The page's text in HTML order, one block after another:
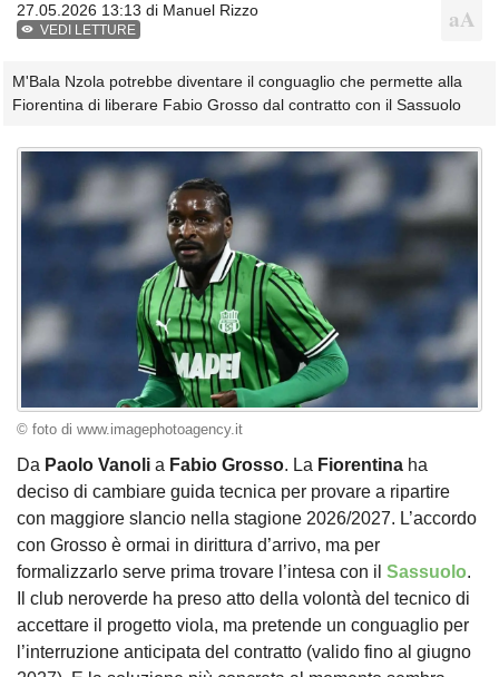
27.05.2026 13:13 di Manuel Rizzo
VEDI LETTURE
M'Bala Nzola potrebbe diventare il conguaglio che permette alla
Fiorentina di liberare Fabio Grosso dal contratto con il Sassuolo
© foto di www.imagephotoagency.it
Da Paolo Vanoli a Fabio Grosso. La Fiorentina ha
deciso di cambiare guida tecnica per provare a ripartire
con maggiore slancio nella stagione 2026/2027. L’accordo
con Grosso è ormai in dirittura d’arrivo, ma per
formalizzarlo serve prima trovare l’intesa con il Sassuolo.
Il club neroverde ha preso atto della volontà del tecnico di
accettare il progetto viola, ma pretende un conguaglio per
l’interruzione anticipata del contratto (valido fino al giugno